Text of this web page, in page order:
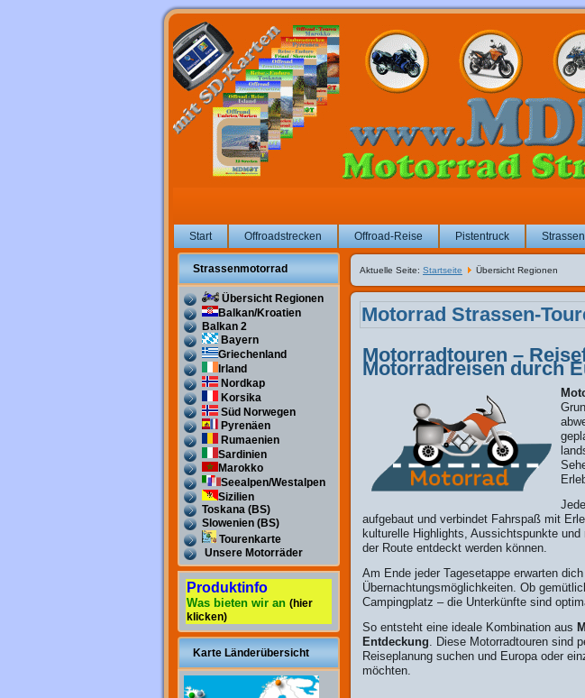
Start
Offroadstrecken Offroad-Reise Pistentruck
Strassenmotorrad
Übersicht Regionen
Balkan/Kroatien
Balkan 2
Bayern
Griechenland
Irland
Nordkap
Korsika
Süd Norwegen
Pyrenäen
Rumaenien
Sardinien
Marokko
Seealpen/Westalpen
Sizilien
Toskana (BS)
Slowenien (BS)
Tourenkarte
Unsere Motorräder
Produktinfo
Was bieten wir an (hier
klicken)
Karte Länderübersicht
Aktuelle Seite: Startseite Übersicht Regionen
Motorrad Strassen-
Motorradtouren –
Motorradreisen durch
aufgebaut und verbindet Fahrspaß mit
kulturelle Highlights, Aussichtspunkte
der Route entdeckt werden können.
Am Ende jeder Tagesetappe erwarten
Übernachtungsmöglichkeiten. Ob
Campingplatz – die Unterkünfte sind
So entsteht eine ideale Kombination aus
Entdeckung. Diese Motorradtouren sind
Reiseplanung suchen und Europa oder
möchten.